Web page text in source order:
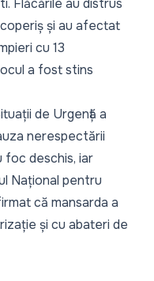
. Flăcările au distrus
și au afectat
cu 13
a fost stins
de Urgență a
nerespectării
foc deschis, iar
Național pentru
că mansarda a
și cu abateri de